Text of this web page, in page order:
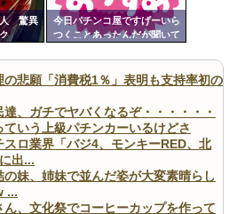
驚異
今日パチンコ屋ですげーいら
つくことあったんだが聞いて
の悲願「消費税1％」表明も支持率初の
達、ガチでヤバくなるぞ・・・・・・
いう上級パチンカーいるけどさ
スロ業界「バジ4、モンキーRED、北
出...
の妹、姉妹で並んだ姿が大変素晴らし
...
ん、文化祭でコーヒーカップを作って